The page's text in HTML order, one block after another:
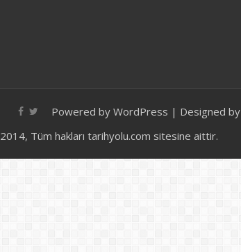
Powered by WordPress | Designed by
Tüm hakları tarihyolu.com sitesine aittir.